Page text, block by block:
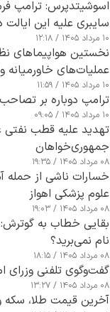
اسوشیتدپرس: ترامپ
سایبری علیه این
۱۰ مرداد ۱۴۰۵ / ۱۲:۱۸
نخستین هواپیماهای
عملیات‌های خاورمیانه
۱۰ مرداد ۱۴۰۵ / ۱۱:۵۹
ترامپ دوباره بر تصاحب
۱۰ مرداد ۱۴۰۵ / ۰۹:۰۵
تهدید علیه قطب نفتی
جمهوری‌خواهان
۰۸ مرداد ۱۴۰۵ / ۱۹:۳۵
خسارات ناشی از حمله
علوم پزشکی اهواز
۰۸ مرداد ۱۴۰۵ / ۱۹:۰۳
بقایی خطاب به گوترش:
نام نمی‌برید؟
۰۸ مرداد ۱۴۰۵ / ۱۸:۱۵
گفت‌وگوی تلفنی وزرای
۰۸ مرداد ۱۴۰۵ / ۱۳:۲۷
آخرین قیمت طلا، سکه ودلار8